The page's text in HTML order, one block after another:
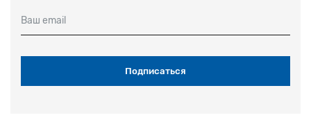
Ваш email